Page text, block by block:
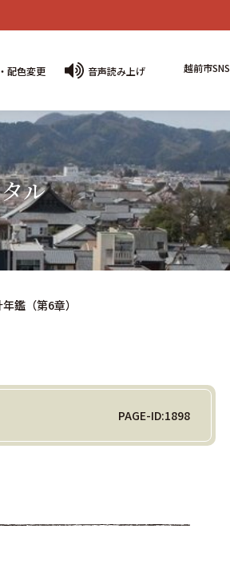
配色変更 音声読み上げ 越前市SNS
ル
鑑（第6章）
PAGE-ID:1898